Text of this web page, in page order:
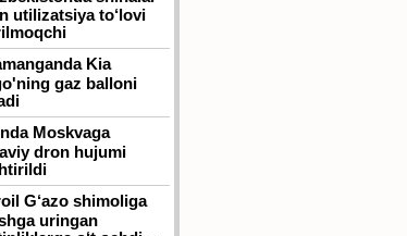
utilizatsiya to‘lovi
Kia
gaz balloni
Moskvaga
dron hujumi
G‘azo shimoliga
uringan